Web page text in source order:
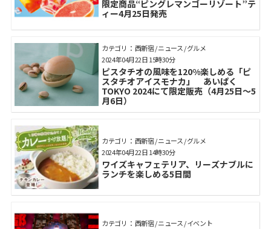
限定商品“ピングレマンゴーリゾート”テ
ィー4月25日発売
カテゴリ： 西新宿 / ニュース / グルメ
ピスタチオの⾵味を120%楽しめる「ピ
スタチオアイスモナカ」 あいぱく
TOKYO 2024にて限定販売（4月25日～5
月6日）
2024年04月22日 15時30分
カテゴリ： 西新宿 / ニュース / グルメ
ワイズキャフェテリア、リーズナブルに
ランチを楽しめる5日間
2024年04月22日 14時30分
カテゴリ： 西新宿 / ニュース / イベント